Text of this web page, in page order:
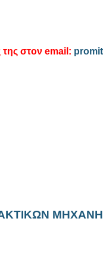
στον email: